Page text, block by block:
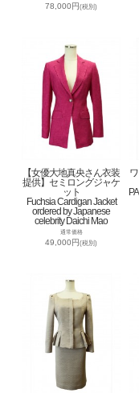
78,000円(税別)
【女優大地真央さん衣装
提供】セミロングジャケ
ット
Fuchsia Cardigan Jacket
ordered by Japanese
celebrity Daichi Mao
通常価格
49,000円(税別)